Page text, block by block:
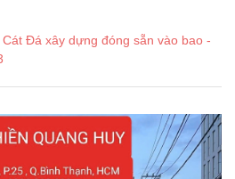
Cát Đá xây dựng đóng sẵn vào bao -